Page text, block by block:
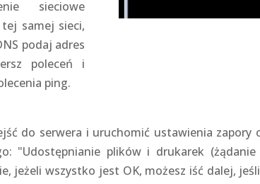
sieciowe
samej sieci,
podaj adres
poleceń i
ping.
do serwera i uruchomić ustawienia
"Udostępnianie plików i drukarek
jeżeli wszystko jest OK, możesz iść dalej,